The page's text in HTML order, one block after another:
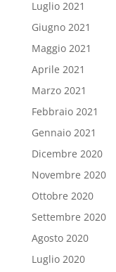
Luglio 2021
Giugno 2021
Maggio 2021
Aprile 2021
Marzo 2021
Febbraio 2021
Gennaio 2021
Dicembre 2020
Novembre 2020
Ottobre 2020
Settembre 2020
Agosto 2020
Luglio 2020